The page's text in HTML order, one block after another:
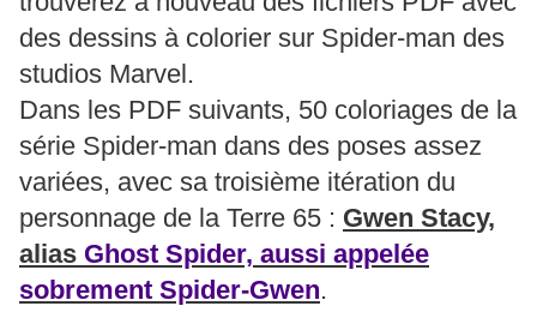
des dessins à colorier sur Spider-man des
studios Marvel.
Dans les PDF suivants, 50 coloriages de la
série Spider-man dans des poses assez
variées, avec sa troisième itération du
personnage de la Terre 65 : Gwen Stacy,
alias Ghost Spider, aussi appelée
sobrement Spider-Gwen.